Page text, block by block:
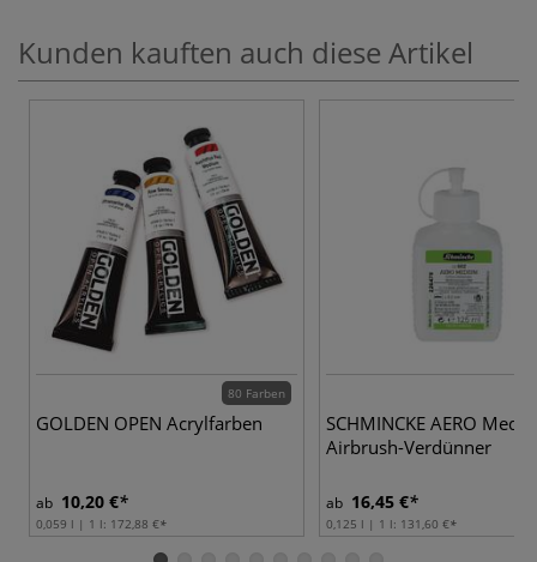
Kunden kauften auch diese Artikel
80 Farben
GOLDEN OPEN Acrylfarben
ab 10,20 €
0,059 l | 1 l: 172,88 €
SCHMINCKE AERO
Airbrush-Verdünner
ab 16,45 €
0,125 l | 1 l: 131,60 €